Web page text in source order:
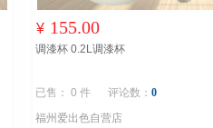
¥ 155.00
调漆杯 0.2L调漆杯
已售： 0 件 评论数： 0
福州爱出色自营店